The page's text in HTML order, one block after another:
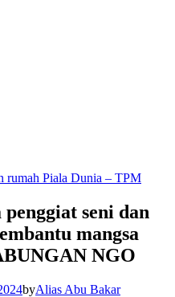
rumah Piala Dunia – TPM
penggiat seni dan
mangsa
NGO
byAlias Abu Bakar